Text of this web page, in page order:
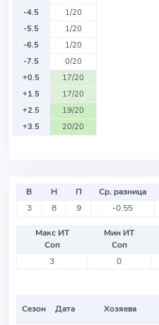
-4.5
1/20
-5.5
1/20
-6.5
1/20
-7.5
0/20
+0.5
17/20
+1.5
17/20
+2.5
19/20
+3.5
20/20
В Н П Ср. разница
3
8 9 -0.55
Макс ИТ
Соп
Мин ИТ
Соп
3
0
Сезон Дата Хозяева